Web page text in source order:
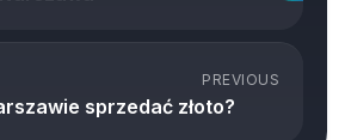
PREVIOUS
sprzedać złoto?